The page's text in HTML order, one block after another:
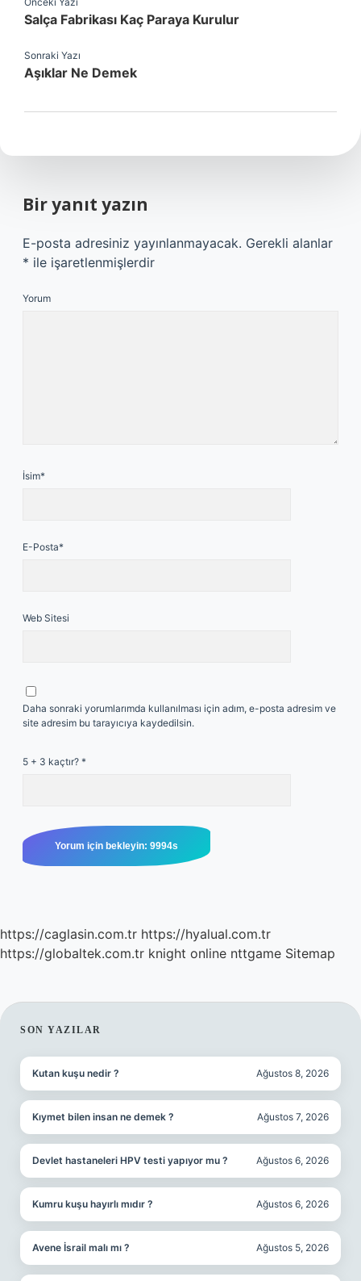
Salça Fabrikası Kaç Paraya Kurulur
Sonraki Yazı
Aşıklar Ne Demek
Bir yanıt yazın
E-posta adresiniz yayınlanmayacak. Gerekli alanlar
* ile işaretlenmişlerdir
Yorum
İsim*
E-Posta*
Web Sitesi
Daha sonraki yorumlarımda kullanılması için adım, e-posta adresim ve
site adresim bu tarayıcıya kaydedilsin.
5 + 3 kaçtır? *
https://caglasin.com.tr https://hyalual.com.tr
https://globaltek.com.tr knight online nttgame Sitemap
SIDEBAR
SON YAZILAR
Kutan kuşu nedir ? Ağustos 8, 2026
Kıymet bilen insan ne demek ? Ağustos 7, 2026
Devlet hastaneleri HPV testi yapıyor mu ? Ağustos 6, 2026
Kumru kuşu hayırlı mıdır ? Ağustos 6, 2026
Avene İsrail malı mı ? Ağustos 5, 2026